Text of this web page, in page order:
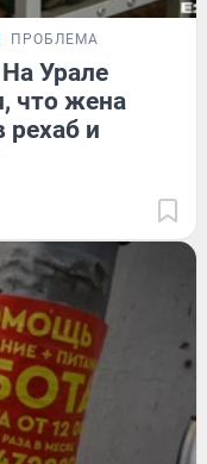
ПРОБЛЕМА
Урале
что жена
рехаб и